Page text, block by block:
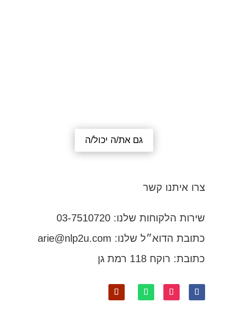
גם את/ה יכול/ה
צרו איתנו קשר
שירות הלקוחות שלנו: 03-7510720
כתובת הדוא״ל שלנו: arie@nlp2u.com
כתובת: רוקח 118 רמת גן